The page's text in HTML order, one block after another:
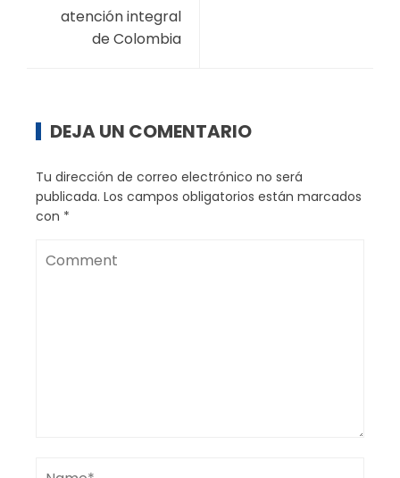
atención integral
de Colombia
DEJA UN COMENTARIO
Tu dirección de correo electrónico no será
publicada. Los campos obligatorios están marcados
con *